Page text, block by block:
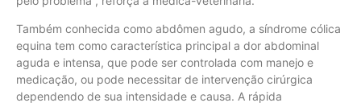
Também conhecida como abdômen agudo, a síndrome cólica
equina tem como característica principal a dor abdominal
aguda e intensa, que pode ser controlada com manejo e
medicação, ou pode necessitar de intervenção cirúrgica
dependendo de sua intensidade e causa. A rápida